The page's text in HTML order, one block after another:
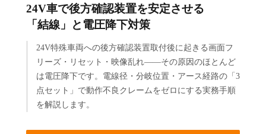
24V車で後方確認装置を安定させる
「結線」と電圧降下対策
24V特殊車両への後方確認装置取付後に起きる画面フ
リーズ・リセット・映像乱れ——その原因のほとんど
は電圧降下です。電線径・分岐位置・アース経路の「3
点セット」で動作不良クレームをゼロにする実務手順
を解説します。